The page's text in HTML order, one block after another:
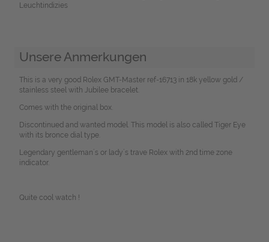
Leuchtindizies
Unsere Anmerkungen
This is a very good Rolex GMT-Master ref-16713 in 18k yellow gold /
stainless steel with Jubilee bracelet.
Comes with the original box.
Discontinued and wanted model. This model is also called Tiger Eye
with its bronce dial type.
Legendary gentleman´s or lady´s trave Rolex with 2nd time zone
indicator.
Quite cool watch !